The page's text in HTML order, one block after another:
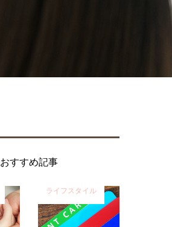
おすすめ記事
ライフスタイル